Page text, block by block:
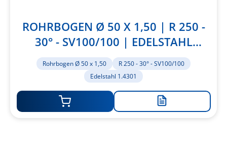
ROHRBOGEN Ø 50 X 1,50 | R 250 -
30° - SV100/100 | EDELSTAHL
1.4301
Rohrbogen Ø 50 x 1,50
R 250 - 30° - SV100/100
Edelstahl 1.4301
Zur